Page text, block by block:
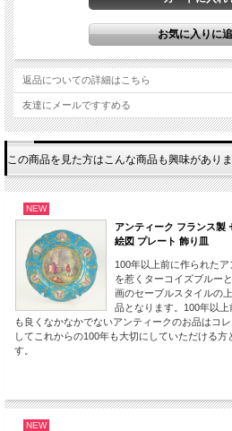
画像をご覧いただきご確認ください。
おります。
コレクションとして飾ってお楽しみください。
■100年以上前、30年から100年近く前にに作ら
小キズ等は長い時間を乗り越えた大切に保管さ
返品についての詳細はこちら
友達にメールですすめる
この商品を見た方はこんな商品も興味がありま
NEW
アンティーク フランス製
絵図 プレート 飾り皿
100年以上前に作られた
を惹くターコイズブルー
画のセーブルスタイルの
品となります。100年以
も良くなかなかでないアンティークのお品はコ
してこれからの100年も大切にしていただける方
す。
NEW